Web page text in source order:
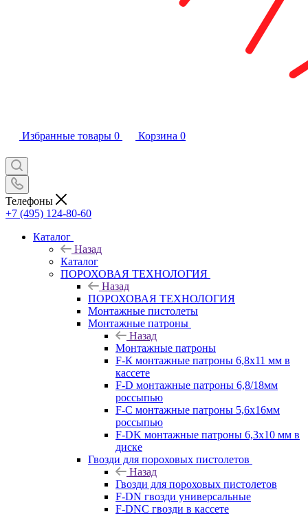
Избранные товары 0 Корзина 0
Телефоны
+7 (495) 124-80-60
Каталог
Назад
Каталог
ПОРОХОВАЯ ТЕХНОЛОГИЯ
Назад
ПОРОХОВАЯ ТЕХНОЛОГИЯ
Монтажные пистолеты
Монтажные патроны
Назад
Монтажные патроны
F-К монтажные патроны 6,8х11 мм в
кассете
F-D монтажные патроны 6,8/18мм
россыпью
F-C монтажные патроны 5,6х16мм
россыпью
F-DK монтажные патроны 6,3х10 мм в
диске
Гвозди для пороховых пистолетов
Назад
Гвозди для пороховых пистолетов
F-DN гвозди универсальные
F-DNC гвозди в кассете